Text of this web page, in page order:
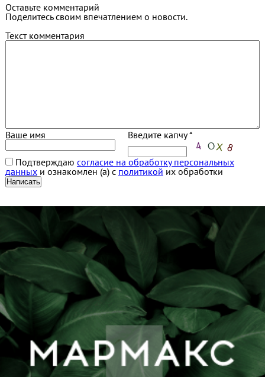
Оставьте комментарий
Поделитесь своим впечатлением о новости.
Текст комментария
Ваше имя Введите капчу *
Подтверждаю согласие на обработку персональных
данныхи ознакомлен (а) с политикой их обработки